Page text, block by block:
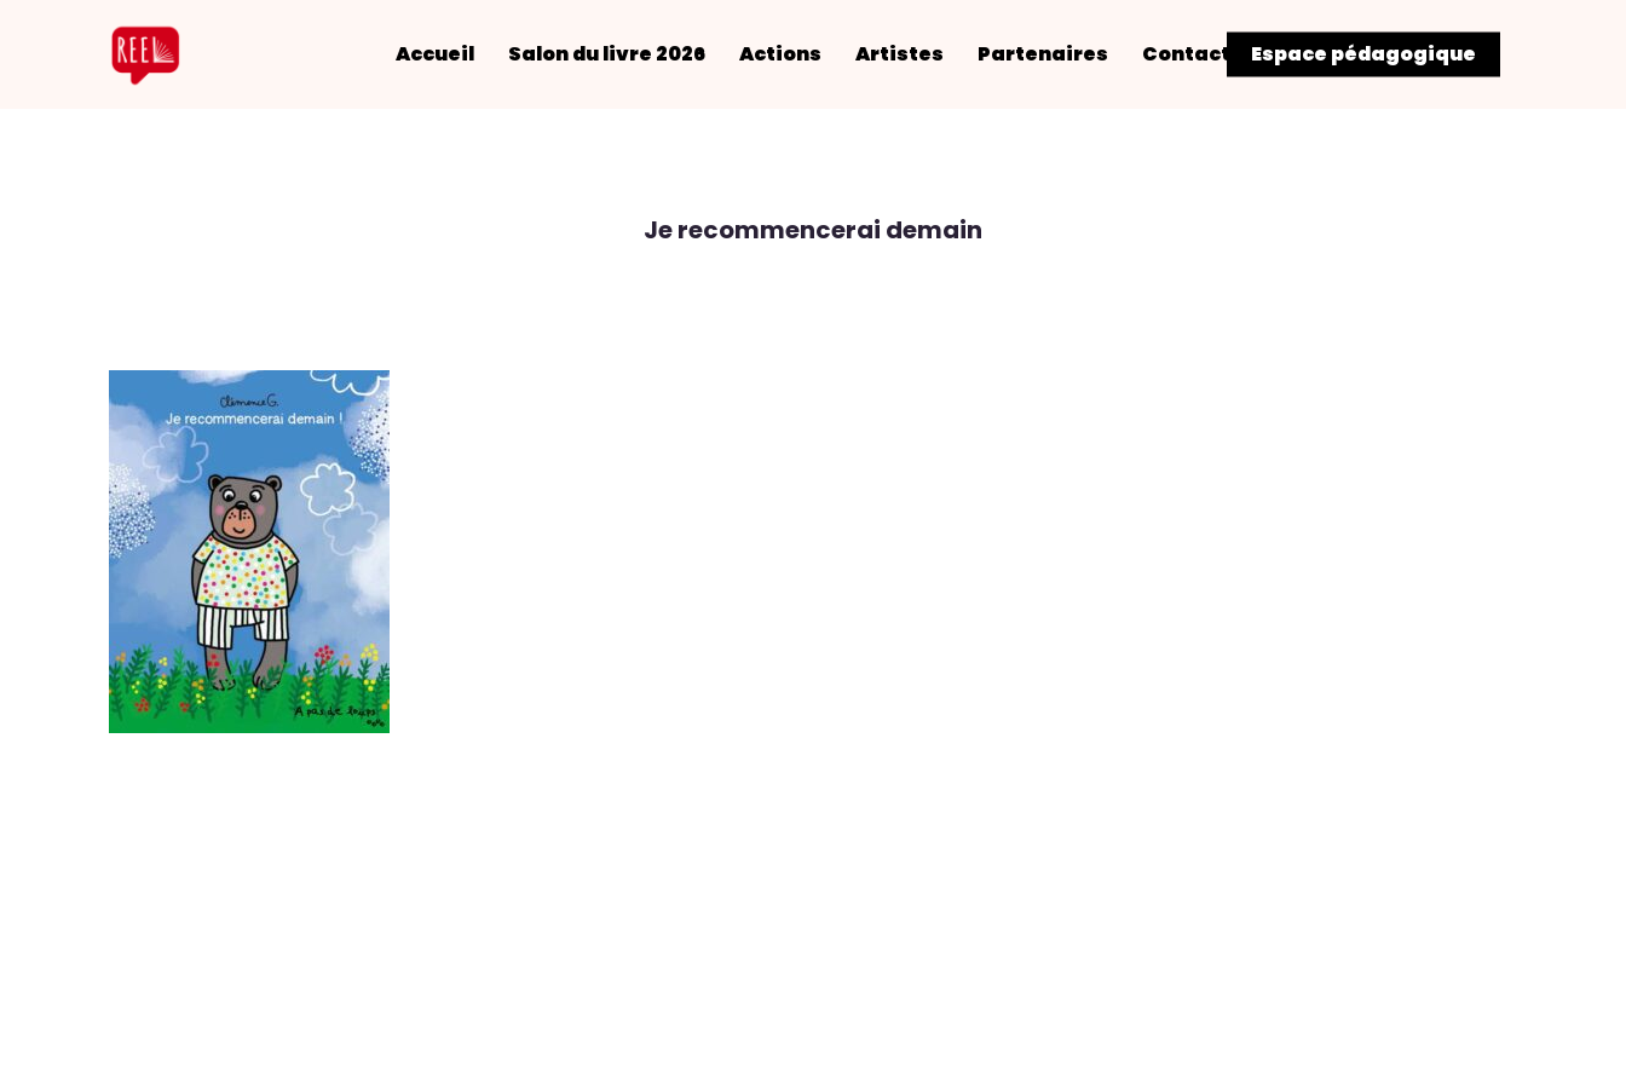
Accueil Salon du livre 2026 Actions Artistes Partenaires Contact Espace pédagogique
Je recommencerai demain